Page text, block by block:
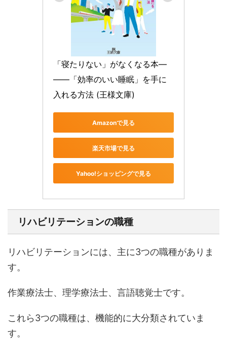
「寝たりない」がなくなる本―
――「効率のいい睡眠」を手に
入れる方法 (王様文庫)
Amazonで見る
楽天市場で見る
Yahoo!ショッピングで見る
リハビリテーションの職種
リハビリテーションには、主に3つの職種がありま
す。
作業療法士、理学療法士、言語聴覚士です。
これら3つの職種は、機能的に大分類されていま
す。